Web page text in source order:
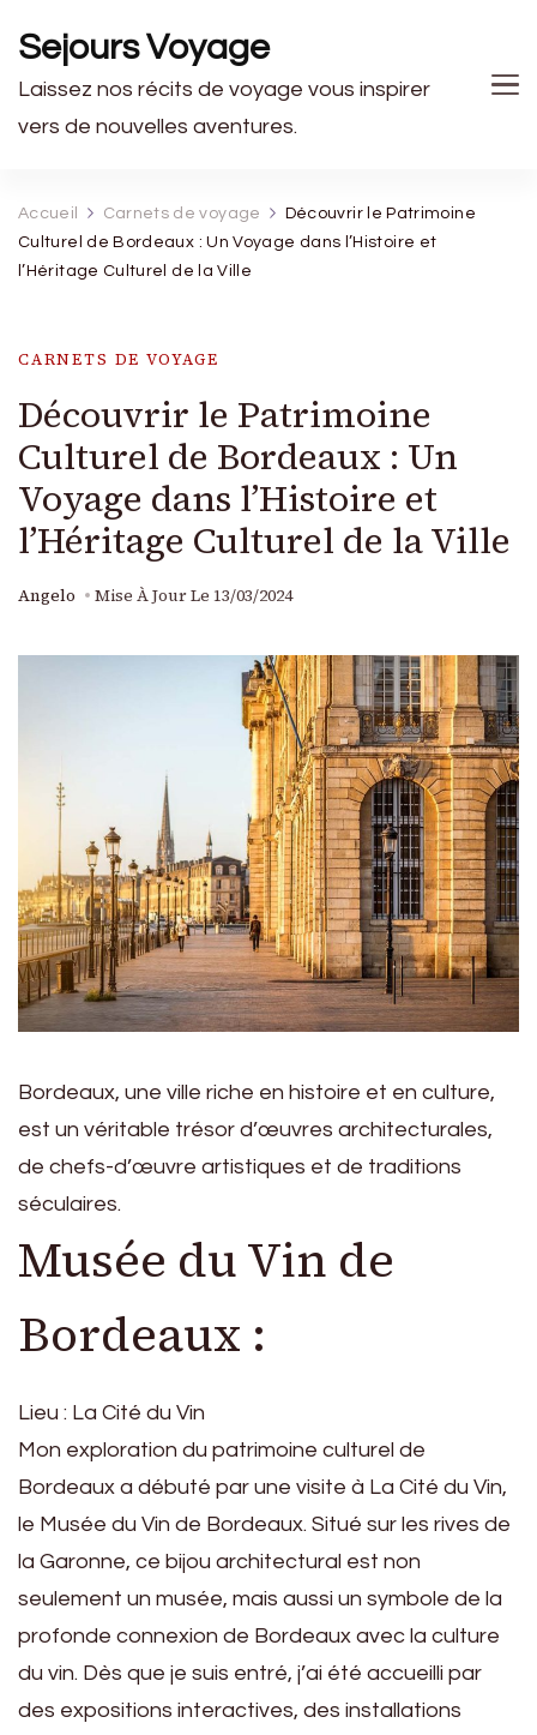
Sejours Voyage
Laissez nos récits de voyage vous inspirer
vers de nouvelles aventures.
Accueil Carnets de voyage
Découvrir le Patrimoine
Culturel de Bordeaux : Un Voyage dans l’Histoire et
l’Héritage Culturel de la Ville
CARNETS DE VOYAGE
Découvrir le Patrimoine
Culturel de Bordeaux : Un
Voyage dans l’Histoire et
l’Héritage Culturel de la Ville
Angelo Mise À Jour Le 13/03/2024
Bordeaux, une ville riche en histoire et en culture,
est un véritable trésor d’œuvres architecturales,
de chefs-d’œuvre artistiques et de traditions
séculaires.
Musée du Vin de
Bordeaux :
Lieu : La Cité du Vin
Mon exploration du patrimoine culturel de
Bordeaux a débuté par une visite à La Cité du Vin,
le Musée du Vin de Bordeaux. Situé sur les rives de
la Garonne, ce bijou architectural est non
seulement un musée, mais aussi un symbole de la
profonde connexion de Bordeaux avec la culture
du vin. Dès que je suis entré, j’ai été accueilli par
des expositions interactives, des installations